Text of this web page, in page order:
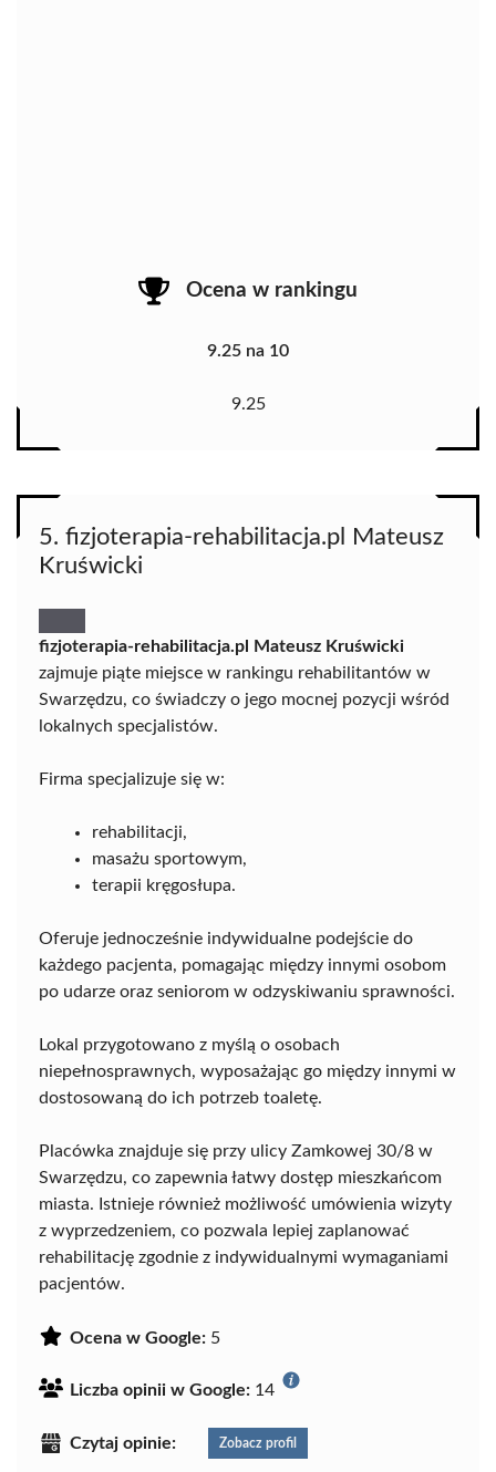
Ocena w rankingu
9.25 na 10
9.25
5. fizjoterapia-rehabilitacja.pl Mateusz
Kruświcki
fizjoterapia-rehabilitacja.pl Mateusz Kruświcki
zajmuje piąte miejsce w rankingu rehabilitantów w
Swarzędzu, co świadczy o jego mocnej pozycji wśród
lokalnych specjalistów.
Firma specjalizuje się w:
rehabilitacji,
masażu sportowym,
terapii kręgosłupa.
Oferuje jednocześnie indywidualne podejście do
każdego pacjenta, pomagając między innymi osobom
po udarze oraz seniorom w odzyskiwaniu sprawności.
Lokal przygotowano z myślą o osobach
niepełnosprawnych, wyposażając go między innymi w
dostosowaną do ich potrzeb toaletę.
Placówka znajduje się przy ulicy Zamkowej 30/8 w
Swarzędzu, co zapewnia łatwy dostęp mieszkańcom
miasta. Istnieje również możliwość umówienia wizyty
z wyprzedzeniem, co pozwala lepiej zaplanować
rehabilitację zgodnie z indywidualnymi wymaganiami
pacjentów.
Ocena w Google: 5
Liczba opinii w Google: 14
Czytaj opinie: Zobacz profil